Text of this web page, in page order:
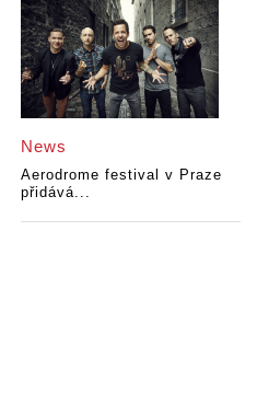
News
Aerodrome festival v Praze
přidává...